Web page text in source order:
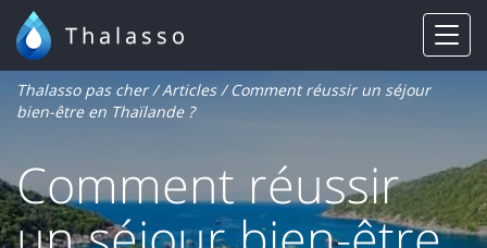
Thalasso
Comment réussir
Thalasso pas cher/Articles/ Comment réussir un séjour
bien-être en Thaïlande ?